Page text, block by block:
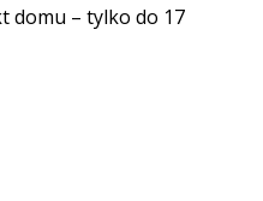
domu – tylko do 17